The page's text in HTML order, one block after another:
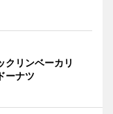
クリンベーカリ
ーナツ